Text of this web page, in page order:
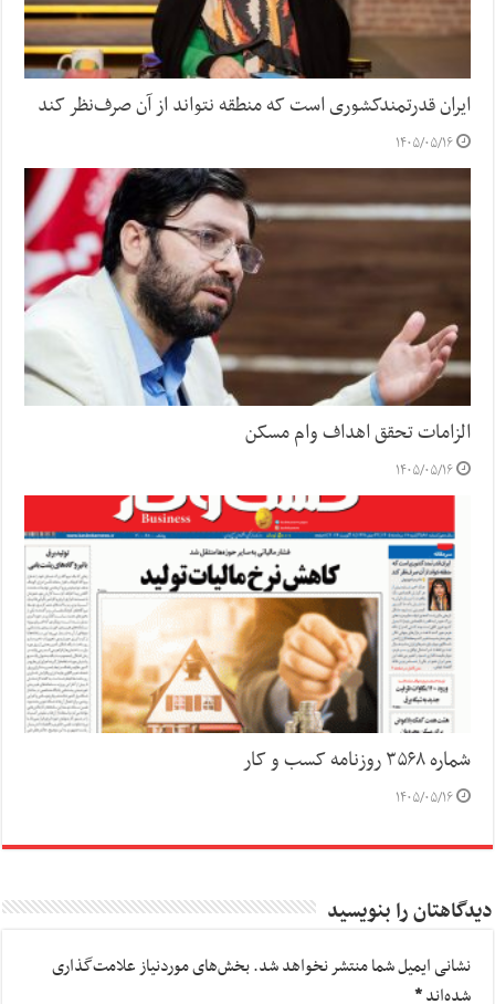
ایران قدرتمندکشوری است که منطقه نتواند از آن صرف‌نظر کند
۱۴۰۵/۰۵/۱۶
الزامات تحقق اهداف وام مسکن
۱۴۰۵/۰۵/۱۶
شماره ۳۵۶۸ روزنامه کسب و کار
۱۴۰۵/۰۵/۱۶
دیدگاهتان را بنویسید
نشانی ایمیل شما منتشر نخواهد شد.بخش‌های موردنیاز علامت‌گذاری
شده‌اند*